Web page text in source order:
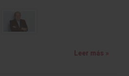
Leer más »